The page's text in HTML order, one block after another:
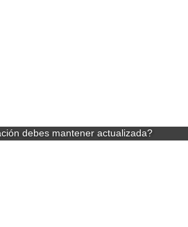
debes mantener actualizada?